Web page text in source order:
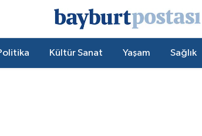
Kültür Sanat Yaşam Sağlık